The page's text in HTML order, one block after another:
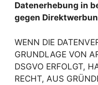
Datenerhebung in
gegen
WENN DIE
GRUNDLAGE VON
DSGVO ERFOLGT,
RECHT, AUS